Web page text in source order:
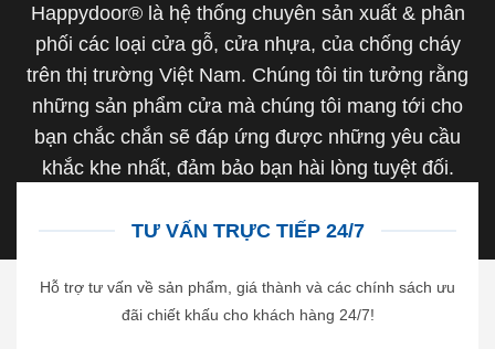
Happydoor® là hệ thống chuyên sản xuất & phân
phối các loại cửa gỗ, cửa nhựa, của chống cháy
trên thị trường Việt Nam. Chúng tôi tin tưởng rằng
những sản phẩm cửa mà chúng tôi mang tới cho
bạn chắc chắn sẽ đáp ứng được những yêu cầu
khắc khe nhất, đảm bảo bạn hài lòng tuyệt đối.
TƯ VẤN TRỰC TIẾP 24/7
Hỗ trợ tư vấn về sản phẩm, giá thành và các chính sách ưu
đãi chiết khấu cho khách hàng 24/7!